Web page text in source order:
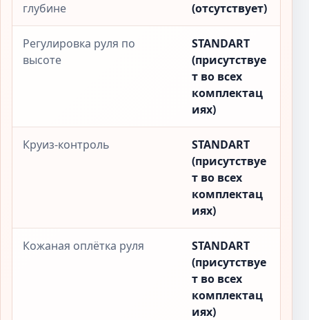
глубине
(отсутствует)
Регулировка руля по
высоте
STANDART
(присутствуе
т во всех
комплектац
иях)
Круиз-контроль
STANDART
(присутствуе
т во всех
комплектац
иях)
Кожаная оплётка руля
STANDART
(присутствуе
т во всех
комплектац
иях)